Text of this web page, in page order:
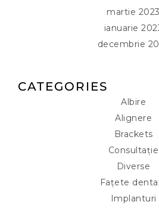
martie 2023
ianuarie
decembrie
CATEGORIES
Albire
Alignere
Brackets
Consultație
Diverse
Fațete
Implanturi